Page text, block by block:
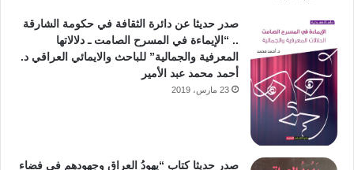
صدر حديثا عن دائرة الثقافة في حكومة الشارقة
.. “الإيماءة في المسرح الصامت ـ دلالاتها
المعرفية والجمالية” للباحث والايمائي العراقي د.
أحمد محمد عبد الأمير
23 مارس، 2019
صدر حديثا كتاب “يهودُ العراق وجهودهم في فضاء